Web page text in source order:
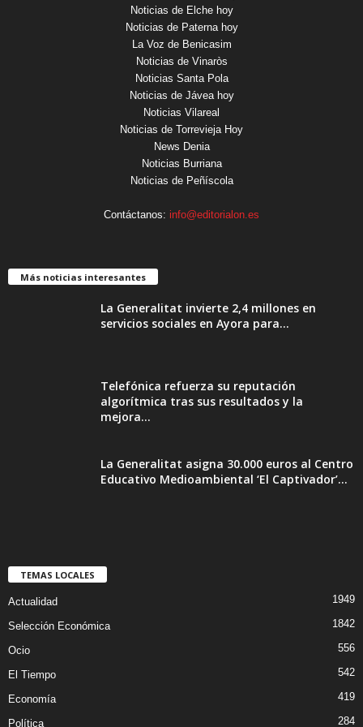
Noticias de Elche hoy
Noticias de Paterna hoy
La Voz de Benicasim
Noticias de Vinaròs
Noticias Santa Pola
Noticias de Jávea hoy
Noticias Vilareal
Noticias de Torrevieja Hoy
News Denia
Noticias Burriana
Noticias de Peñíscola
Contáctanos: info@editorialon.es
Más noticias interesantes
La Generalitat invierte 2,4 millones en
servicios sociales en Ayora para...
Telefónica refuerza su reputación
algorítmica tras sus resultados y la
mejora...
La Generalitat asigna 30.000 euros al Centro
Educativo Medioambiental ‘El Captivador’...
TEMAS LOCALES
Actualidad 1949
Selección Económica 1842
Ocio 556
El Tiempo 542
Economía 419
Política 284